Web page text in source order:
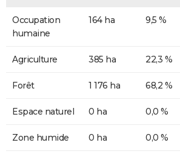
Occupation
humaine
164 ha 9,5 %
Agriculture 385 ha 22,3 %
Forêt 1 176 ha 68,2 %
Espace naturel 0 ha 0,0 %
Zone humide 0 ha 0,0 %